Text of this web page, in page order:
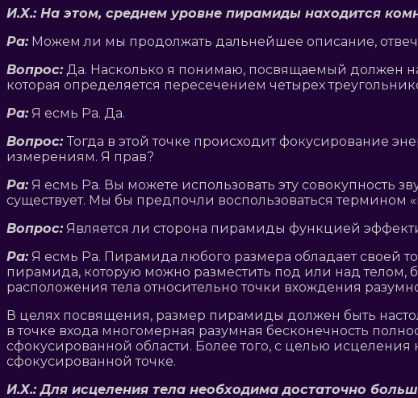
И.Х.: На этом, среднем уровне пирамиды находится
Ра:Можем ли мы продолжать дальнейшее описание,
Вопрос:Да. Насколько я понимаю, посвящаемый должен
которая определяется пересечением четырех
Ра:Я есмь Ра. Да.
Вопрос: Тогда в этой точке происходит фокусирование
измерениям. Я прав?
Ра:Я есмь Ра. Вы можете использовать эту совокупность
существует. Мы бы предпочли воспользоваться термином
Вопрос:Является ли сторона пирамиды функцией
Ра:Я есмь Ра. Пирамида любого размера обладает своей
пирамида, которую можно разместить под или над телом,
расположения тела относительно точки вхождения
В целях посвящения, размер пирамиды должен быть
в точке входа многомерная разумная бесконечность
сфокусированной области. Более того, с целью
сфокусированной точке.
И.Х.: Для исцеления тела необходима достаточно